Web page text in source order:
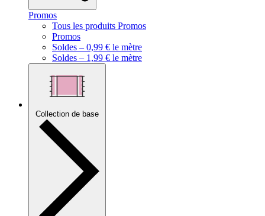
Promos
Tous les produits Promos
Promos
Soldes – 0,99 € le mètre
Soldes – 1,99 € le mètre
Collection de base